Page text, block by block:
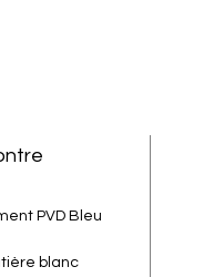
PVD Bleu
blanc